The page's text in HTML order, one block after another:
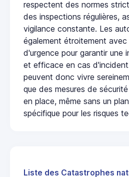
respectent des normes
des inspections régulières,
vigilance constante. Les
également étroitement avec
d'urgence pour garantir une
et efficace en cas
peuvent donc vivre
que des mesures de
en place, même sans un
spécifique pour les risques
Liste des Catastrophes